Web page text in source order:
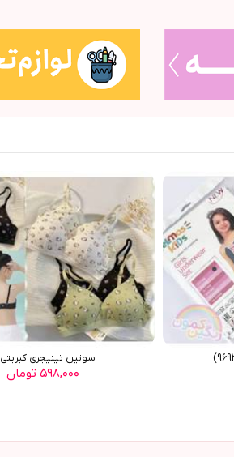
سوتین تینیجری
۵۹۸,۰۰۰ تومان